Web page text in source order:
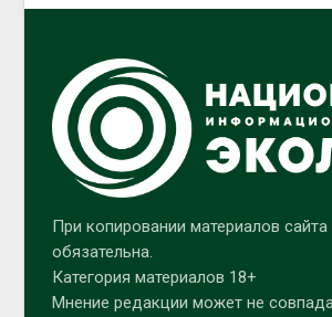
При копировании материалов
обязательна.
Категория материалов 18+
Мнение редакции может не